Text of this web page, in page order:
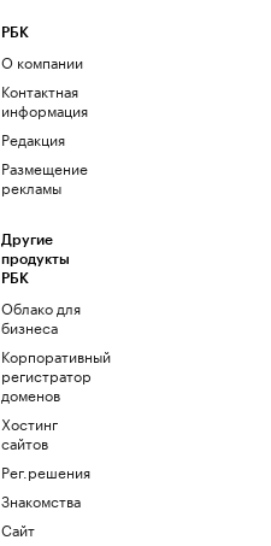
РБК
О компании
Контактная
информация
Редакция
Размещение
рекламы
Другие
продукты
РБК
Облако для
бизнеса
Корпоративный
регистратор
доменов
Хостинг
сайтов
Рег.решения
Знакомства
Сайт